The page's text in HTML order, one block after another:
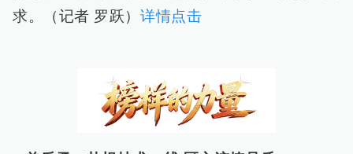
求。（记者 罗跃）详情点击